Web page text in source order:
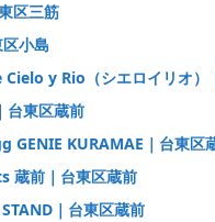
区三筋
小島
y Rio（シエロイリオ）
台東区蔵前
GENIE KURAMAE｜台東区
蔵前｜台東区蔵前
STAND｜台東区蔵前